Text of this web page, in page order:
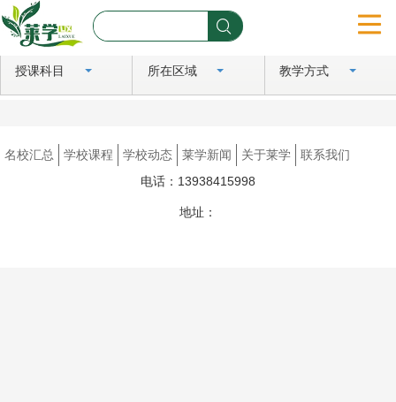
首页
学校课程
授课科目 所在区域 教学方式
名校汇总 学校课程 学校动态 莱学新闻 关于莱学
联系我们
电话：13938415998
地址：